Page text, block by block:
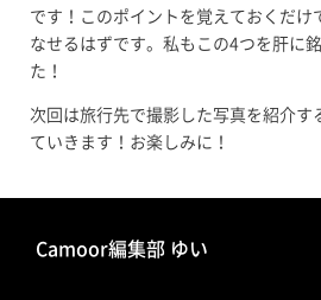
です！このポイントを覚えておくだけ
なせるはずです。私もこの4つを肝に
た！
次回は旅行先で撮影した写真を紹介す
ていきます！お楽しみに！
Camoor編集部 ゆい